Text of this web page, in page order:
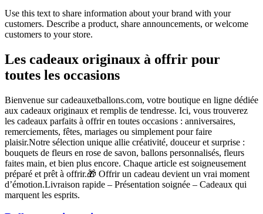
Use this text to share information about your brand with your
customers. Describe a product, share announcements, or welcome
customers to your store.
Les cadeaux originaux à offrir pour
toutes les occasions
Bienvenue sur cadeauxetballons.com, votre boutique en ligne dédiée
aux cadeaux originaux et remplis de tendresse. Ici, vous trouverez
les cadeaux parfaits à offrir en toutes occasions : anniversaires,
remerciements, fêtes, mariages ou simplement pour faire
plaisir.Notre sélection unique allie créativité, douceur et surprise :
bouquets de fleurs en rose de savon, ballons personnalisés, fleurs
faites main, et bien plus encore. Chaque article est soigneusement
préparé et prêt à offrir.🎁 Offrir un cadeau devient un vrai moment
d’émotion.Livraison rapide – Présentation soignée – Cadeaux qui
marquent les esprits.